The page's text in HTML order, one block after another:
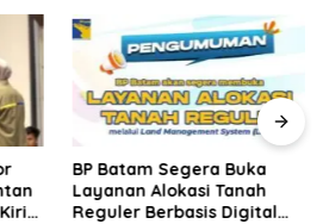
BP Batam Segera Buka
Layanan Alokasi Tanah
Reguler Berbasis Digital